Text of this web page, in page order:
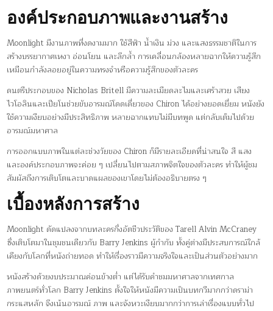
องค์ประกอบภาพและงานสร้าง
Moonlight มีงานภาพที่งดงามมาก ใช้สีฟ้า น้ำเงิน ม่วง และแสงธรรมชาติในการ
สร้างบรรยากาศเหงา อ่อนโยน และลึกล้ำ การเคลื่อนกล้องหลายฉากให้ความรู้สึก
เหมือนกำลังลอยอยู่ในความทรงจำหรือความรู้สึกของตัวละคร
ดนตรีประกอบของ Nicholas Britell มีความละเมียดละไมและเศร้าสวย เสียง
ไวโอลินและเปียโนช่วยขับอารมณ์โดดเดี่ยวของ Chiron ได้อย่างยอดเยี่ยม หนังยัง
ใช้ความเงียบอย่างมีประสิทธิภาพ หลายฉากแทบไม่มีบทพูด แต่กลับเต็มไปด้วย
อารมณ์มหาศาล
การออกแบบภาพในแต่ละช่วงวัยของ Chiron ก็มีรายละเอียดที่น่าสนใจ สี แสง
และองค์ประกอบภาพจะค่อย ๆ เปลี่ยนไปตามสภาพจิตใจของตัวละคร ทำให้ผู้ชม
สัมผัสถึงการเติบโตและบาดแผลของเขาโดยไม่ต้องอธิบายตรง ๆ
เบื้องหลังการสร้าง
Moonlight ดัดแปลงจากบทละครกึ่งอัตชีวประวัติของ Tarell Alvin McCraney
ซึ่งเติบโตมาในชุมชนเดียวกับ Barry Jenkins ผู้กำกับ ทั้งคู่ต่างมีประสบการณ์ใกล้
เคียงกับโลกที่หนังถ่ายทอด ทำให้เรื่องราวมีความจริงใจและเป็นส่วนตัวอย่างมาก
หนังสร้างด้วยงบประมาณค่อนข้างต่ำ แต่ได้รับคำชมมหาศาลจากเทศกาล
ภาพยนตร์ทั่วโลก Barry Jenkins ตั้งใจให้หนังมีความเป็นบทกวีมากกว่าดราม่า
กระแสหลัก จึงเน้นอารมณ์ ภาพ และจังหวะเงียบมากกว่าการเล่าเรื่องแบบทั่วไป